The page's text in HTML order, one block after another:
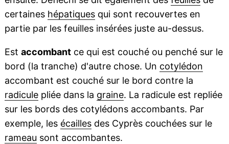
certaines hépatiquesqui sont recouvertes en
partie par les feuilles insérées juste au-dessus.
Est accombantce qui est couché ou penché sur le
bord (la tranche) d'autre chose. Un cotylédon
accombant est couché sur le bord contre la
radiculepliée dans la graine. La radicule est repliée
sur les bords des cotylédons accombants. Par
exemple, les écaillesdes Cyprès couchées sur le
rameau sont accombantes.